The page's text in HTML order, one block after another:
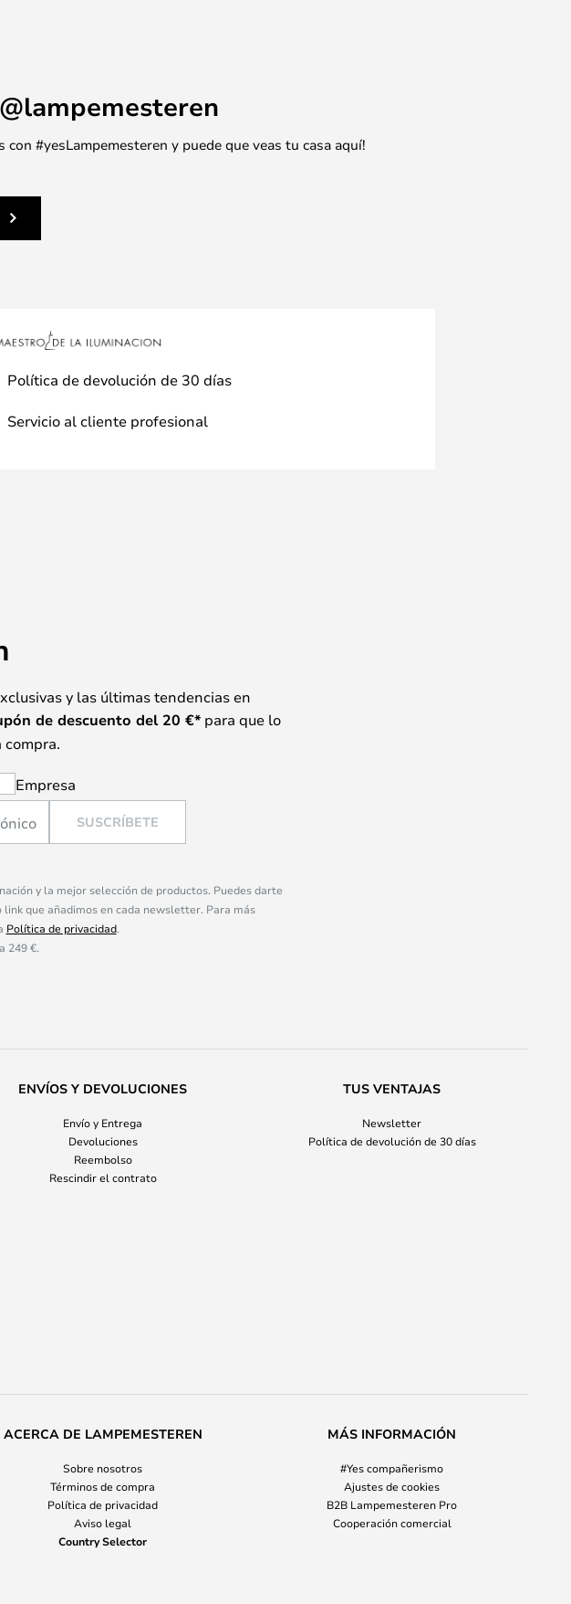
#yesLampemesteren y puede que veas tu casa aquí!
Política de devolución de 30 días
Servicio al cliente profesional
y las últimas tendencias en
de descuento del 20 €*para que lo
Empresa
SUSCRÍBETE
y la mejor selección de productos. Puedes darte
que añadimos en cada newsletter. Para más
Política de privacidad.
249 €.
ENVÍOS Y DEVOLUCIONES
Envío y Entrega
Devoluciones
Reembolso
Rescindir el contrato
TUS VENTAJAS
Newsletter
Política de devolución de 30 días
ACERCA DE LAMPEMESTEREN
Sobre nosotros
Términos de compra
Política de privacidad
Aviso legal
Country Selector
MÁS INFORMACIÓN
#Yes compañerismo
Ajustes de cookies
B2B Lampemesteren Pro
Cooperación comercial